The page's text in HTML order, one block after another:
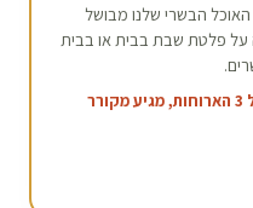
האוכל הבשרי שלנו מבושל
על פלטת שבת בבית או בבית
הזמינו את חבילת השבת המלאה (כל 3 הארוחות, מגיע מקורר